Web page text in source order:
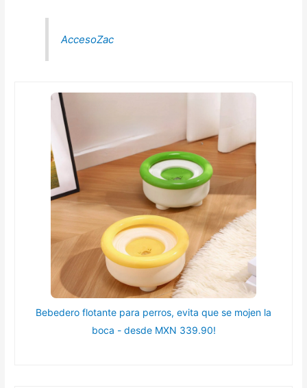
AccesoZac
Bebedero flotante para perros, evita que se mojen la
boca - desde MXN 339.90!